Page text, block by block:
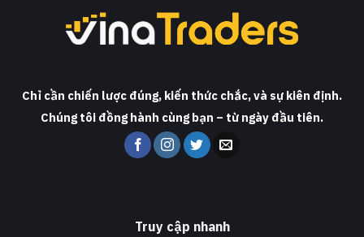
Chỉ cần chiến lược đúng, kiến thức chắc, và sự kiên định.
Chúng tôi đồng hành cùng bạn – từ ngày đầu tiên.
Truy cập nhanh